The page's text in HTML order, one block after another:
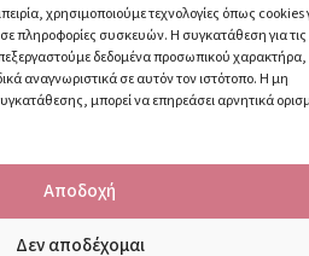
χρησιμοποιούμε τεχνολογίες όπως cookies
πληροφορίες συσκευών. Η συγκατάθεση για
δεδομένα προσωπικού
αναγνωριστικά σε αυτόν τον ιστότοπο. Η μη
μπορεί να επηρεάσει αρνητικά
Αποδοχή
Δεν αποδέχομαι